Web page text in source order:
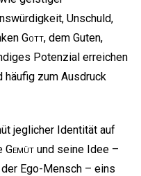
Unschuld,
Gott, dem Guten,
Potenzial erreichen
häufig zum Ausdruck
jeglicher Identität auf
Gemüt und seine Idee –
Ego-Mensch – eins